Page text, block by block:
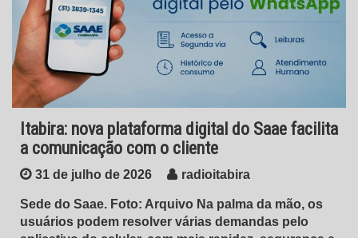
Itabira: nova plataforma digital do Saae facilita
a comunicação com o cliente
31 de julho de 2026 radioitabira
Sede do Saae. Foto: Arquivo Na palma da mão, os
usuários podem resolver várias demandas pelo